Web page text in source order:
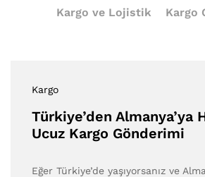
Kargo ve Lojistik
Kargo
Kargo
Türkiye’den Almanya’ya
Ucuz Kargo Gönderimi
Eğer Türkiye’de yaşıyorsanız ve